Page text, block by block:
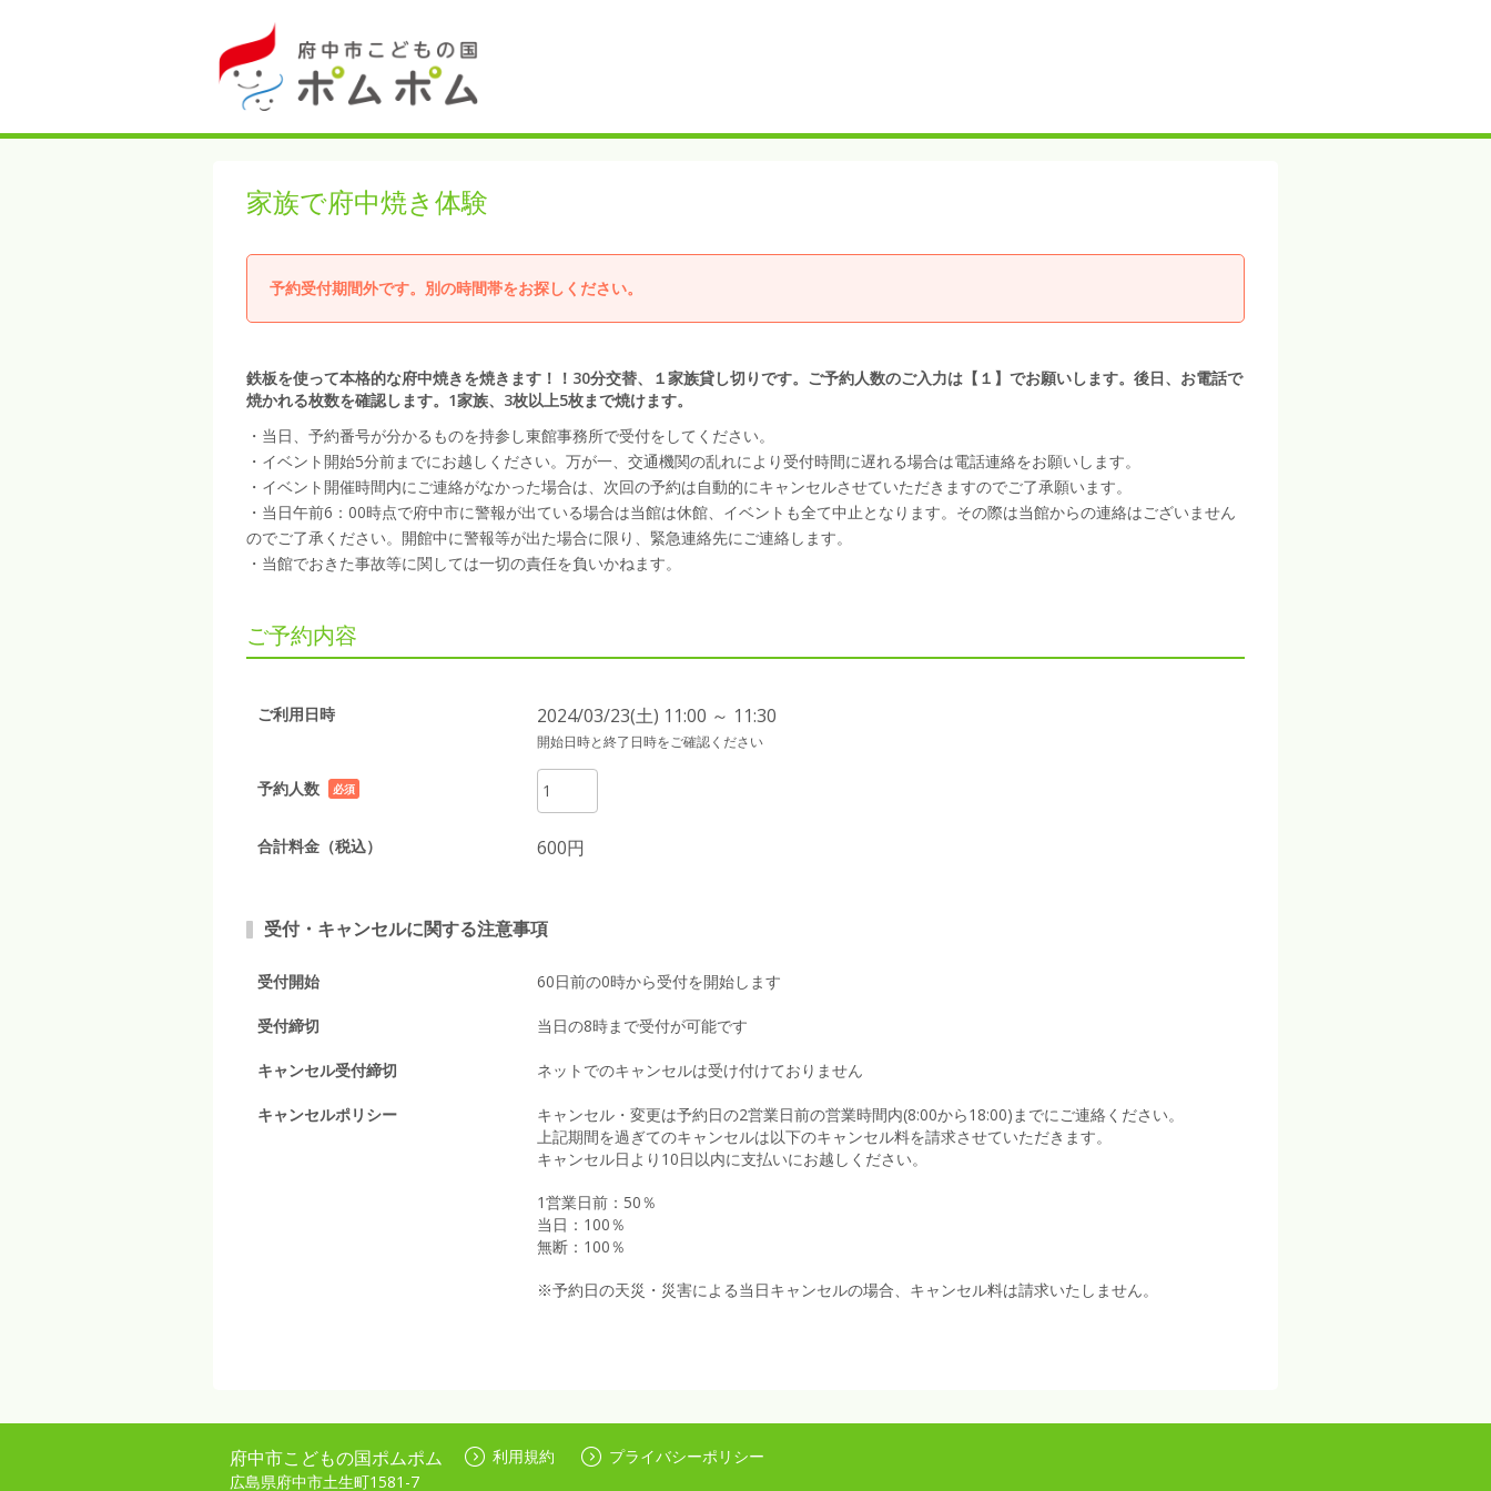
家族で府中焼き体験
予約受付期間外です。別の時間帯をお探しください。
鉄板を使って本格的な府中焼きを焼きます！！30分交替、１家族貸し切りです。ご予約人数のご入力は【１】でお願いします。後日、お電話で
焼かれる枚数を確認します。1家族、3枚以上5枚まで焼けます。
・当日、予約番号が分かるものを持参し東館事務所で受付をしてください。
・イベント開始5分前までにお越しください。万が一、交通機関の乱れにより受付時間に遅れる場合は電話連絡をお願いします。
・イベント開催時間内にご連絡がなかった場合は、次回の予約は自動的にキャンセルさせていただきますのでご了承願います。
・当日午前6：00時点で府中市に警報が出ている場合は当館は休館、イベントも全て中止となります。その際は当館からの連絡はございません
のでご了承ください。開館中に警報等が出た場合に限り、緊急連絡先にご連絡します。
・当館でおきた事故等に関しては一切の責任を負いかねます。
ご予約内容
ご利用日時 2024/03/23(土) 11:00 ～ 11:30
開始日時と終了日時をご確認ください
予約人数
必須
合計料金（税込） 600円
受付・キャンセルに関する注意事項
受付開始 60日前の0時から受付を開始します
受付締切 当日の8時まで受付が可能です
キャンセル受付締切 ネットでのキャンセルは受け付けておりません
キャンセルポリシー
キャンセル・変更は予約日の2営業日前の営業時間内(8:00から18:00)までにご連絡ください。
上記期間を過ぎてのキャンセルは以下のキャンセル料を請求させていただきます。
キャンセル日より10日以内に支払いにお越しください。
1営業日前：50％
当日：100％
無断：100％
※予約日の天災・災害による当日キャンセルの場合、キャンセル料は請求いたしません。
府中市こどもの国ポムポム
広島県府中市土生町1581-7
利用規約 プライバシーポリシー